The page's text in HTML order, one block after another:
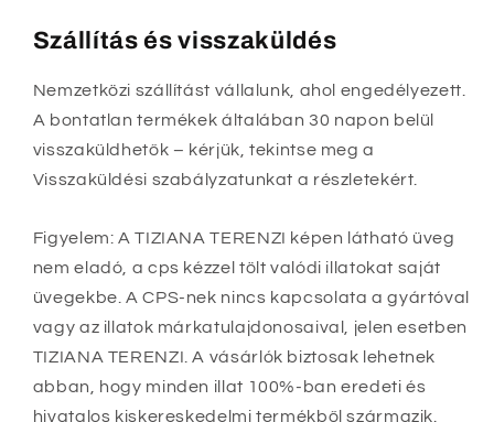
Szállítás és visszaküldés
Nemzetközi szállítást vállalunk, ahol engedélyezett.
A bontatlan termékek általában 30 napon belül
visszaküldhetők – kérjük, tekintse meg a
Visszaküldési szabályzatunkat a részletekért.
Figyelem: A TIZIANA TERENZI képen látható üveg
nem eladó, a cps kézzel tölt valódi illatokat saját
üvegekbe. A CPS-nek nincs kapcsolata a gyártóval
vagy az illatok márkatulajdonosaival, jelen esetben
TIZIANA TERENZI. A vásárlók biztosak lehetnek
abban, hogy minden illat 100%-ban eredeti és
hivatalos kiskereskedelmi termékből származik.